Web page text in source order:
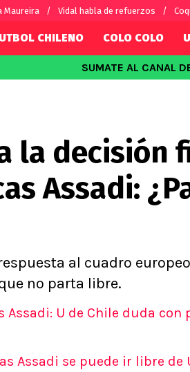
Maureira Vidal habla de refuerzos
Sánchez
Palacios
por el mundo
Fútbol
Fútbol
CHILENO COLO COLO
SUMATE AL CANAL
la decisión
Assadi:
al cuadro
no parta libre.
Assadi: U de Chile duda con
Assadi se puede ir libre de